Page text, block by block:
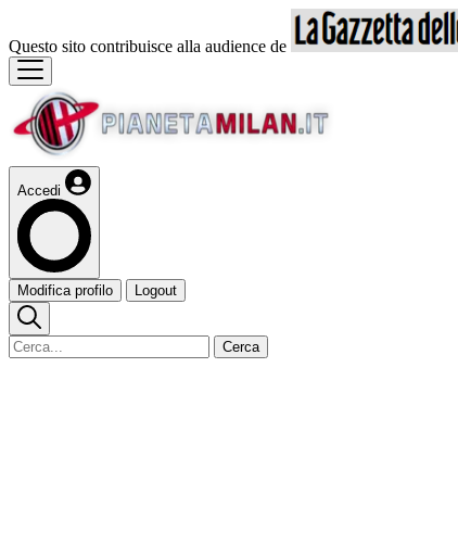
Questo sito contribuisce alla audience de
Accedi
Modifica profilo Logout
Cerca